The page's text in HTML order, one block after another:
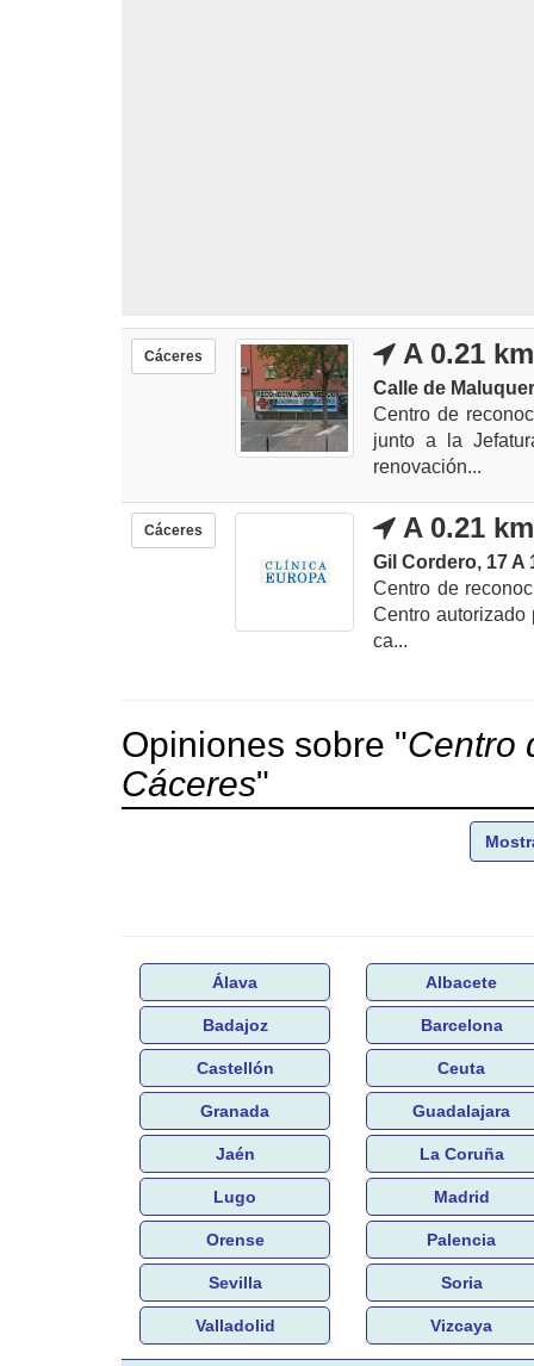
Cáceres A 0.21
Calle de
Centro de
junto a la
renovación...
Cáceres A 0.21
Gil Cordero, 17 A
Centro de
Centro autorizado
ca...
Opiniones sobre "Centro
Cáceres"
Álava Albacete
Badajoz Barcelona
Castellón Ceuta
Granada Guadalajara
Jaén La Coruña
Lugo Madrid
Orense Palencia
Sevilla Soria
Valladolid Vizcaya